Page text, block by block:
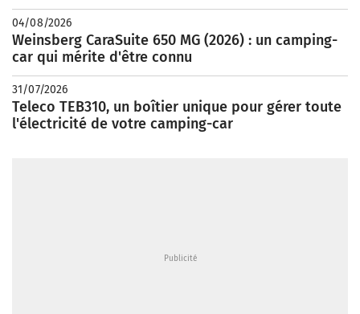
04/08/2026
Weinsberg CaraSuite 650 MG (2026) : un camping-
car qui mérite d'être connu
31/07/2026
Teleco TEB310, un boîtier unique pour gérer toute
l'électricité de votre camping-car